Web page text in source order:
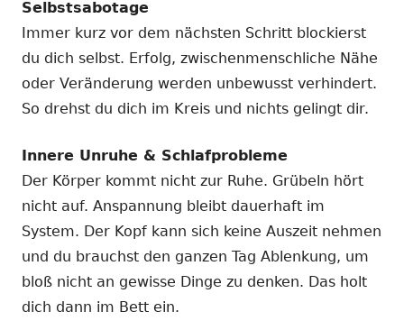
Selbstsabotage
Immer kurz vor dem nächsten Schritt blockierst
du dich selbst. Erfolg, zwischenmenschliche Nähe
oder Veränderung werden unbewusst verhindert.
So drehst du dich im Kreis und nichts gelingt dir.
Innere Unruhe & Schlafprobleme
Der Körper kommt nicht zur Ruhe. Grübeln hört
nicht auf. Anspannung bleibt dauerhaft im
System. Der Kopf kann sich keine Auszeit nehmen
und du brauchst den ganzen Tag Ablenkung, um
bloß nicht an gewisse Dinge zu denken. Das holt
dich dann im Bett ein.